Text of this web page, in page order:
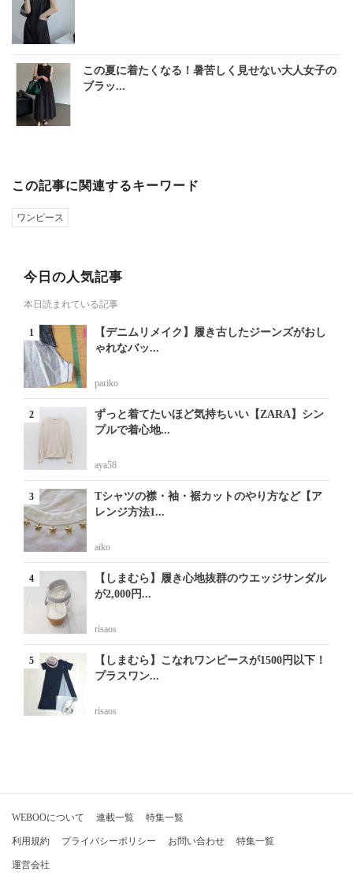
この夏に着たくなる！暑苦しく見せない大人女子の
ブラッ...
この記事に関連するキーワード
ワンピース
今日の人気記事
本日読まれている記事
【デニムリメイク】履き古したジーンズがおし
ゃれなバッ...
pariko
ずっと着てたいほど気持ちいい【ZARA】シン
プルで着心地...
aya58
Tシャツの襟・袖・裾カットのやり方など【ア
レンジ方法1...
aiko
【しまむら】履き心地抜群のウエッジサンダル
が2,000円...
risaos
【しまむら】こなれワンピースが1500円以下！
プラスワン...
risaos
WEBOOについて 連載一覧 特集一覧
利用規約 プライバシーポリシー お問い合わせ 特集一覧
運営会社